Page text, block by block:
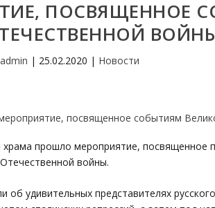
ПОСВЯЩЕННОЕ
admin | 25.02.2020 | Новости
храма прошло мероприятие, посвященное
войны.
удивительных представителях